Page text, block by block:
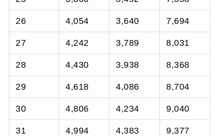
26 4,054 3,640 7,694
27 4,242 3,789 8,031
28 4,430 3,938 8,368
29 4,618 4,086 8,704
30 4,806 4,234 9,040
31 4,994 4,383 9,377